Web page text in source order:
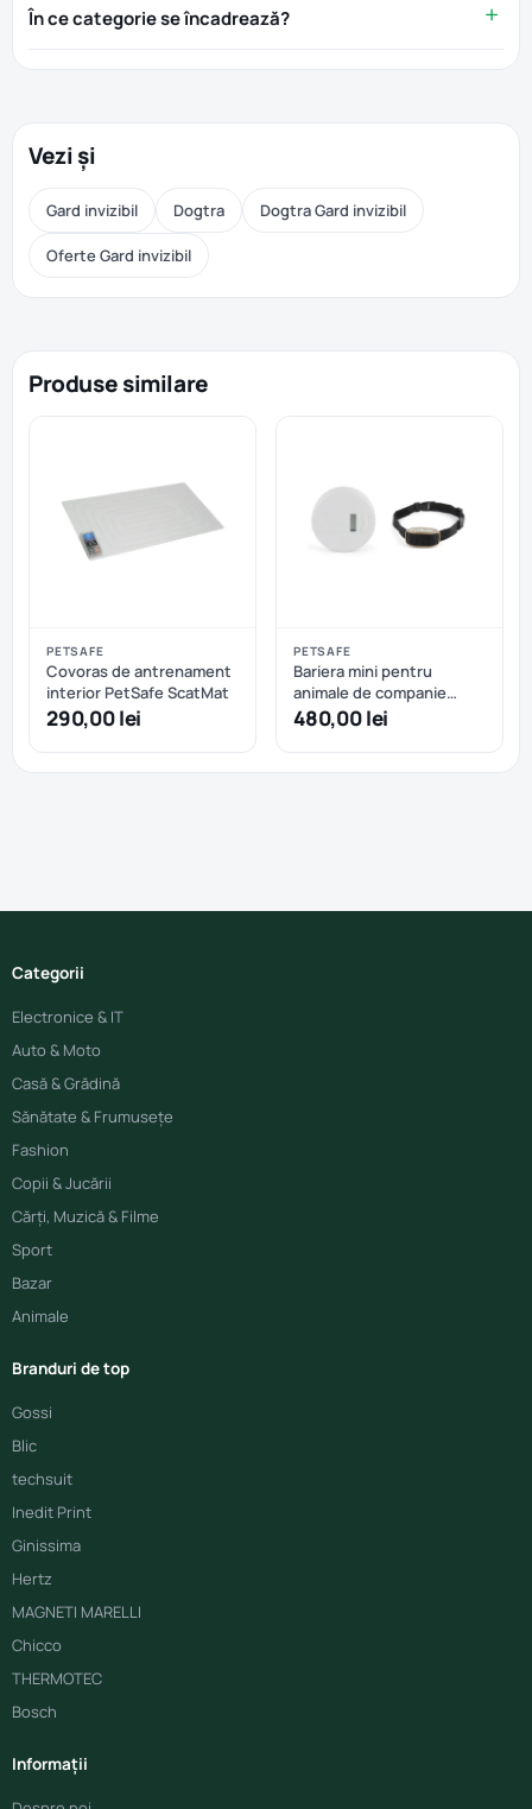
În ce categorie se încadrează?
Vezi și
Gard invizibil Dogtra Dogtra Gard invizibil
Oferte Gard invizibil
Produse similare
PETSAFE
Covoras de antrenament
interior PetSafe ScatMat
290,00 lei
PETSAFE
Bariera mini pentru
animale de companie
PetSafe Pawz Away
480,00 lei
Categorii
Electronice & IT
Auto & Moto
Casă & Grădină
Sănătate & Frumusețe
Fashion
Copii & Jucării
Cărți, Muzică & Filme
Sport
Bazar
Animale
Branduri de top
Gossi
Blic
techsuit
Inedit Print
Ginissima
Hertz
MAGNETI MARELLI
Chicco
THERMOTEC
Bosch
Informații